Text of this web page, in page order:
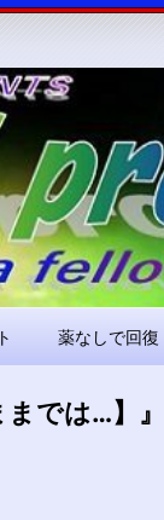
薬なしで回
では…】』